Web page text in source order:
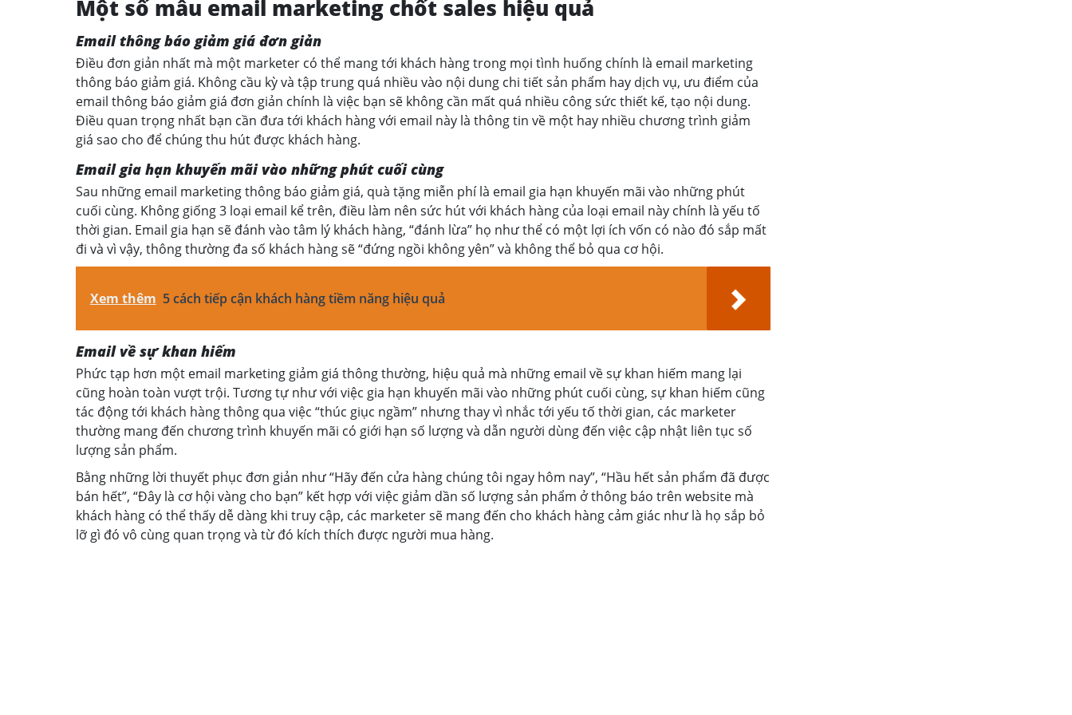
Một số mẫu email marketing chốt sales hiệu quả
Email thông báo giảm giá đơn giản
Điều đơn giản nhất mà một marketer có thể mang tới khách hàng trong mọi tình huống chính là email marketing
thông báo giảm giá. Không cầu kỳ và tập trung quá nhiều vào nội dung chi tiết sản phẩm hay dịch vụ, ưu điểm của
email thông báo giảm giá đơn giản chính là việc bạn sẽ không cần mất quá nhiều công sức thiết kế, tạo nội dung.
Điều quan trọng nhất bạn cần đưa tới khách hàng với email này là thông tin về một hay nhiều chương trình giảm
giá sao cho để chúng thu hút được khách hàng.
Email gia hạn khuyến mãi vào những phút cuối cùng
Sau những email marketing thông báo giảm giá, quà tặng miễn phí là email gia hạn khuyến mãi vào những phút
cuối cùng. Không giống 3 loại email kể trên, điều làm nên sức hút với khách hàng của loại email này chính là yếu tố
thời gian. Email gia hạn sẽ đánh vào tâm lý khách hàng, “đánh lừa” họ như thể có một lợi ích vốn có nào đó sắp mất
đi và vì vậy, thông thường đa số khách hàng sẽ “đứng ngồi không yên” và không thể bỏ qua cơ hội.
Xem thêm 5 cách tiếp cận khách hàng tiềm năng hiệu quả
Email về sự khan hiếm
Phức tạp hơn một email marketing giảm giá thông thường, hiệu quả mà những email về sự khan hiếm mang lại
cũng hoàn toàn vượt trội. Tương tự như với việc gia hạn khuyến mãi vào những phút cuối cùng, sự khan hiếm cũng
tác động tới khách hàng thông qua việc “thúc giục ngầm” nhưng thay vì nhắc tới yếu tố thời gian, các marketer
thường mang đến chương trình khuyến mãi có giới hạn số lượng và dẫn người dùng đến việc cập nhật liên tục số
lượng sản phẩm.
Bằng những lời thuyết phục đơn giản như “Hãy đến cửa hàng chúng tôi ngay hôm nay”, “Hầu hết sản phẩm đã được
bán hết”, “Đây là cơ hội vàng cho bạn” kết hợp với việc giảm dần số lượng sản phẩm ở thông báo trên website mà
khách hàng có thể thấy dễ dàng khi truy cập, các marketer sẽ mang đến cho khách hàng cảm giác như là họ sắp bỏ
lỡ gì đó vô cùng quan trọng và từ đó kích thích được người mua hàng.